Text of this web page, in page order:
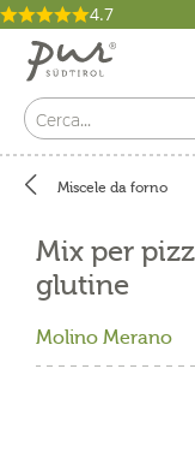
4.7
Miscele da forno
Mix per
glutine
Molino Merano